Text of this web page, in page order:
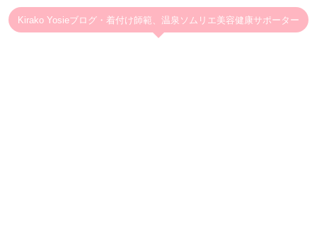
Kirako Yosieブログ・着付け師範、温泉ソムリエ美容健康サポーター